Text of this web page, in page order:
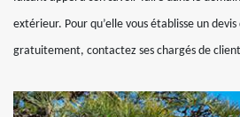
extérieur. Pour qu’elle vous établisse un
gratuitement, contactez ses chargés de